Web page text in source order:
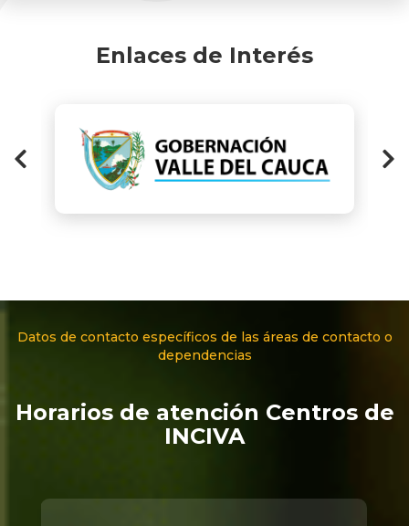
Enlaces de Interés
Datos de contacto específicos de las áreas de contacto o
dependencias
Horarios de atención Centros de
INCIVA